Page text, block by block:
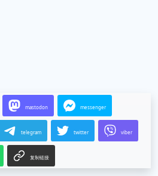
mastodon messenger
telegram twitter viber
复制链接